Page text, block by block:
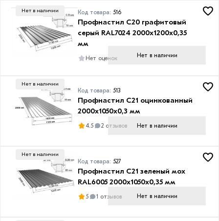
Нет в наличии Код товара: 516
Профнастил С20 графитовый
серый RAL7024 2000х1200х0,35
мм
Нет оценок Нет в наличии
Нет в наличии
Код товара: 513
Профнастил C21 оцинкованный
2000х1050х0,3 мм
4.5 2 отзывов Нет в наличии
Нет в наличии
Код товара: 527
Профнастил С21 зеленый мох
RAL6005 2000х1050х0,35 мм
5 1 отзывов Нет в наличии